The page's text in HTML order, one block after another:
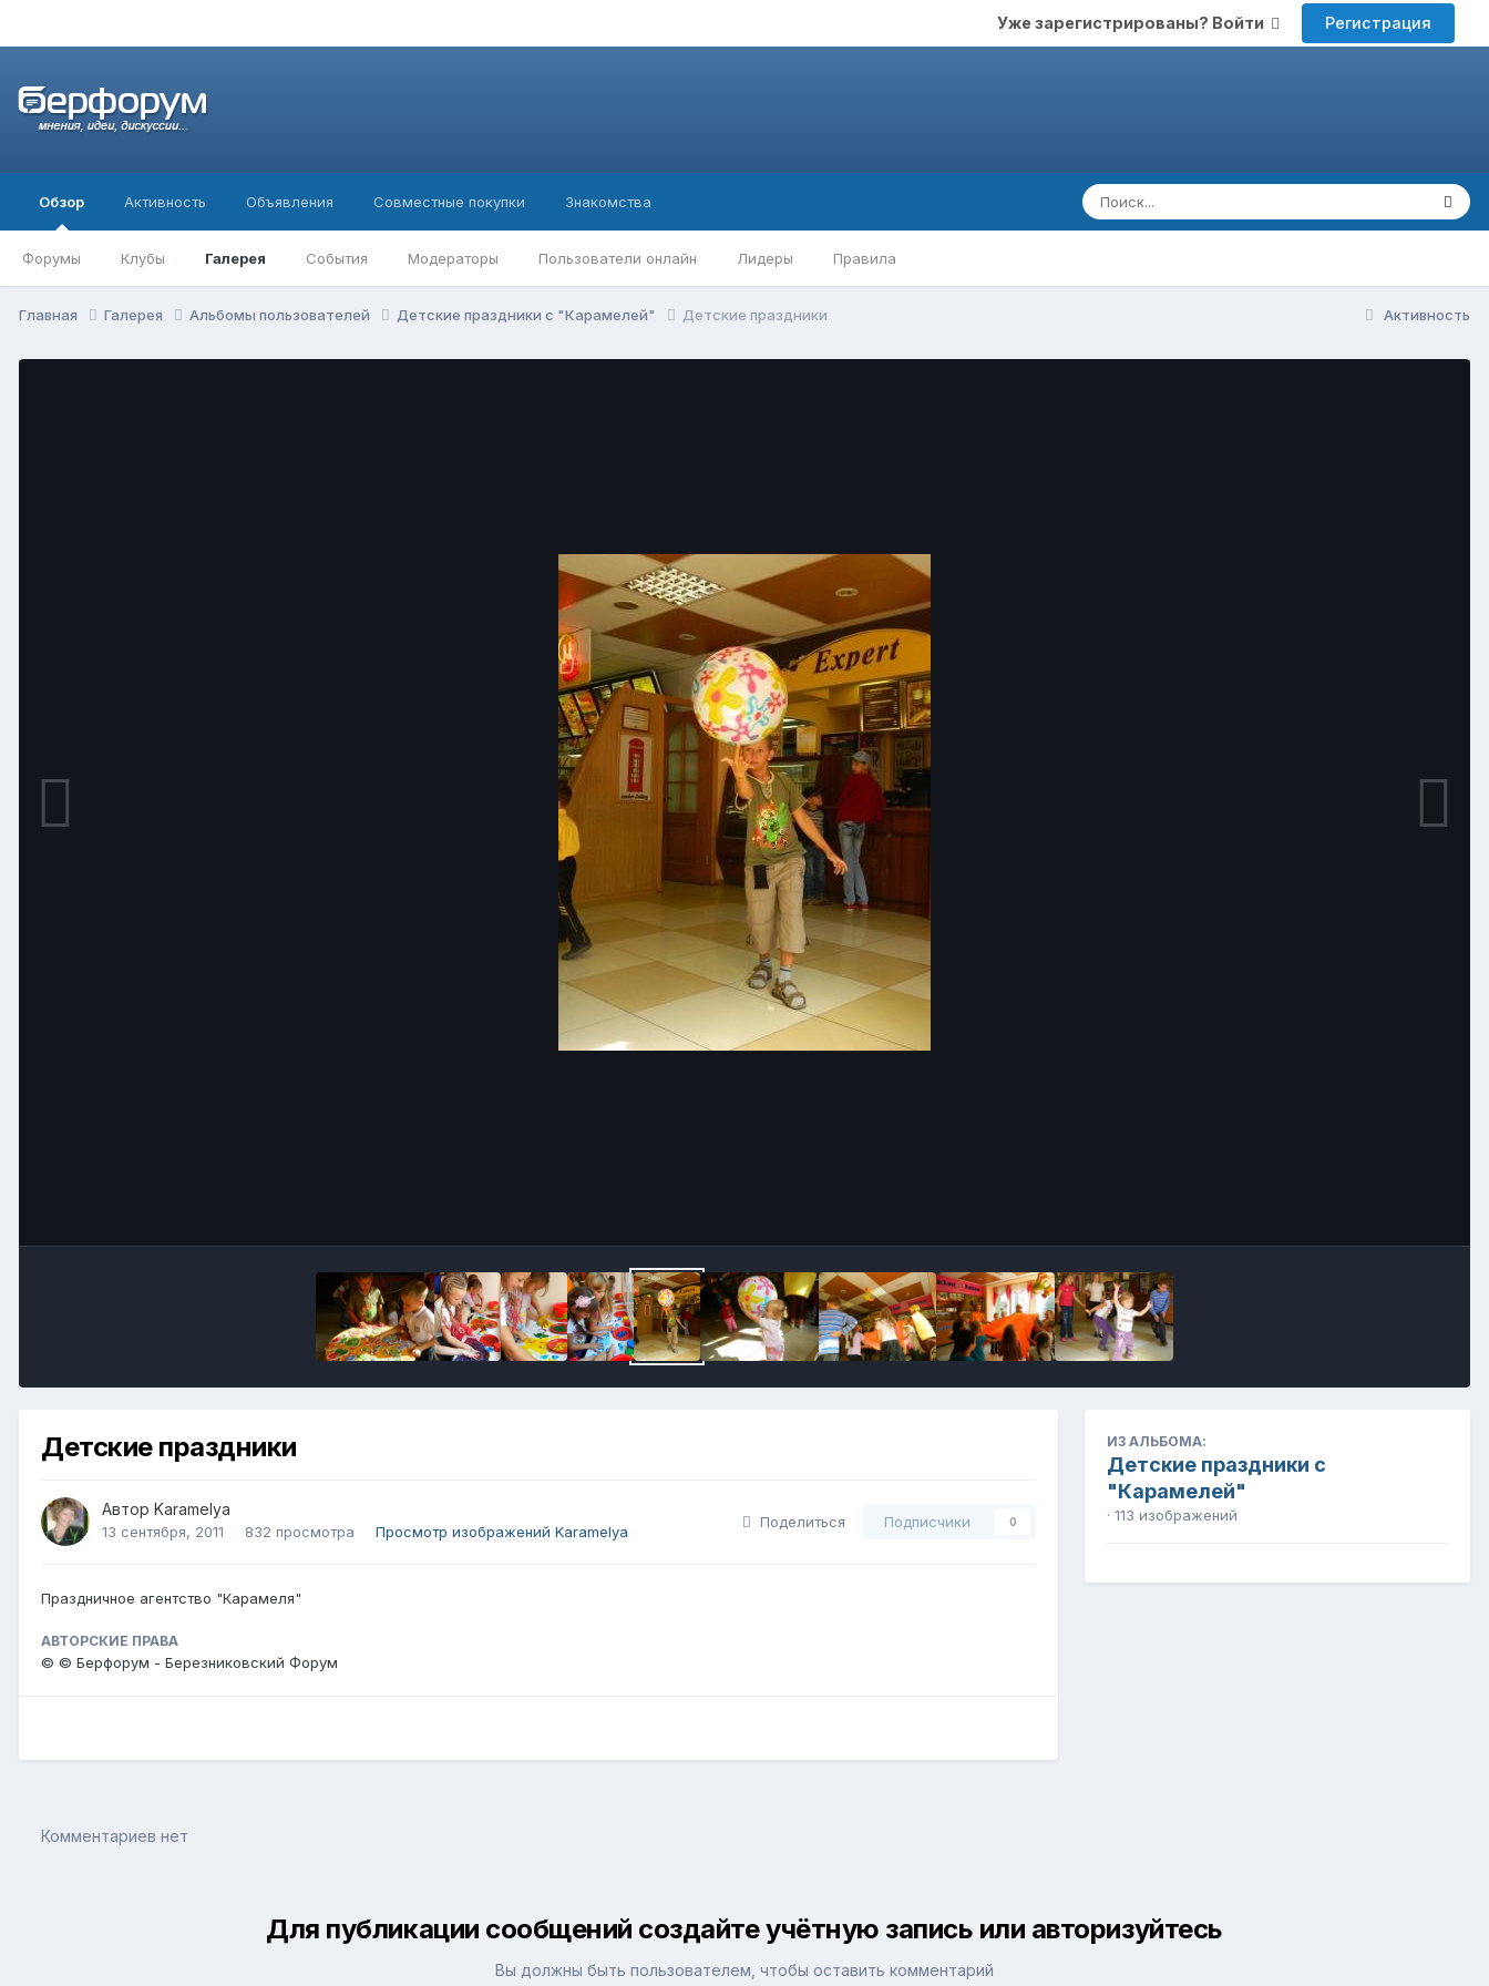
Уже зарегистрированы? Войти Регистрация
Обзор
Форумы Клубы Галерея События Модераторы Пользователи онлайн Лидеры Правила
Активность Объявления Совместные покупки Знакомства
Активность
Главная Галерея Альбомы пользователей Детские праздники с "Карамелей" Детские праздники
Детские праздники
Автор Karamelya
13 сентября, 2011 832 просмотра Просмотр изображений Karamelya
Поделиться Подписчики 0
Праздничное агентство "Карамеля"
АВТОРСКИЕ ПРАВА
© © Берфорум - Березниковский Форум
ИЗ АЛЬБОМА:
Детские праздники с
"Карамелей"
· 113 изображений
Комментариев нет
Для публикации сообщений создайте учётную запись или авторизуйтесь
Вы должны быть пользователем, чтобы оставить комментарий